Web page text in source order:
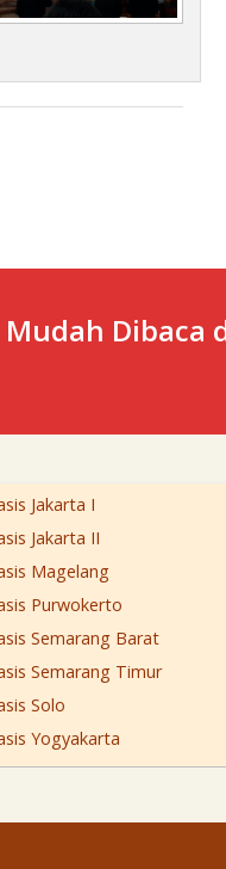
Mudah Dibaca
Jakarta I
Jakarta II
Magelang
Purwokerto
Semarang Barat
Semarang Timur
Solo
Yogyakarta